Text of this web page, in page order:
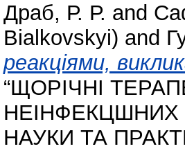
Драб, Р. Р. and
Bialkovskyi) and
реакціями,
“ЩОРІЧНІ
НЕІНФЕКЦШНИХ
НАУКИ ТА